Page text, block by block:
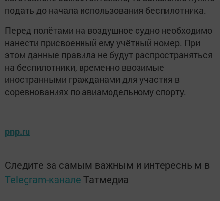
подать до начала использования беспилотника.
Перед полётами на воздушное судно необходимо
нанести присвоенный ему учётный номер. При
этом данные правила не будут распространяться
на беспилотники, временно ввозимые
иностранными гражданами для участия в
соревнованиях по авиамодельному спорту.
pnp.ru
Следите за самым важным и интересным в
Telegram-канале Татмедиа